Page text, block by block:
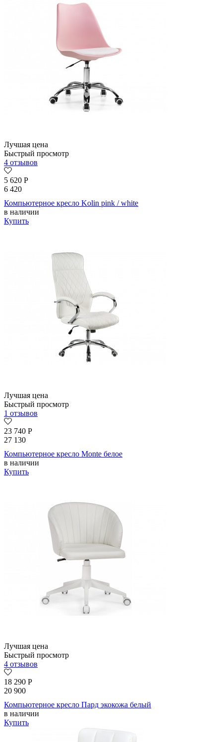
Лучшая цена
Быстрый просмотр
4 отзывов
5 620 Р
6 420
Компьютерное кресло Kolin pink / white
в наличии
Купить
Лучшая цена
Быстрый просмотр
1 отзывов
23 740 Р
27 130
Компьютерное кресло Monte белое
в наличии
Купить
Лучшая цена
Быстрый просмотр
4 отзывов
18 290 Р
20 900
Компьютерное кресло Пард экокожа белый
в наличии
Купить